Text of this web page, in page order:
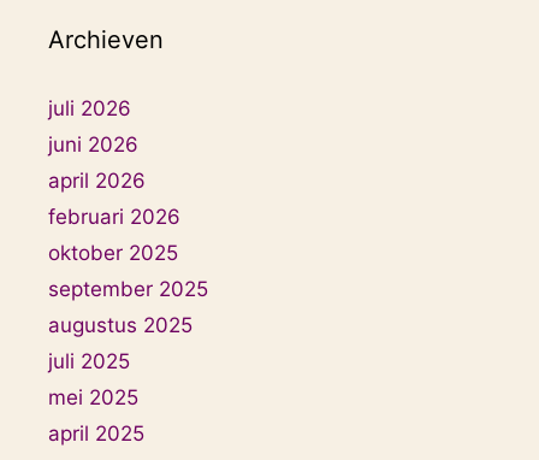
Archieven
juli 2026
juni 2026
april 2026
februari 2026
oktober 2025
september 2025
augustus 2025
juli 2025
mei 2025
april 2025